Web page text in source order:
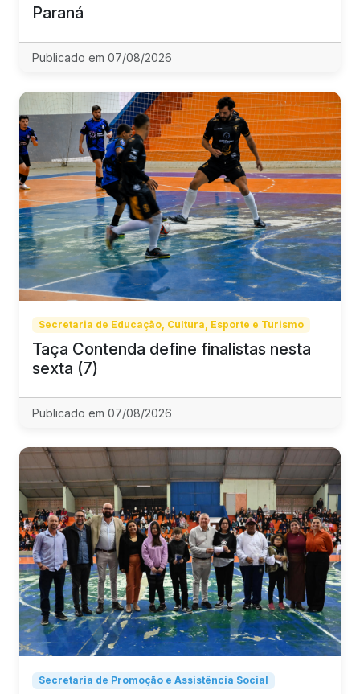
Paraná
Publicado em 07/08/2026
Secretaria de Educação, Cultura, Esporte e Turismo
Taça Contenda define finalistas nesta
sexta (7)
Publicado em 07/08/2026
Secretaria de Promoção e Assistência Social